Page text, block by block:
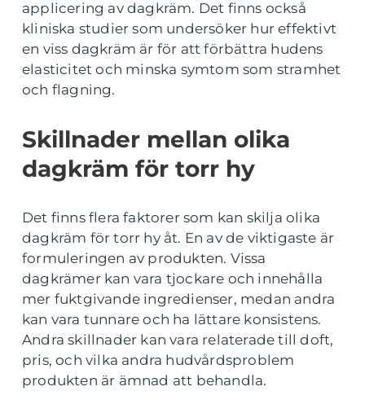
applicering av dagkräm. Det finns också
kliniska studier som undersöker hur effektivt
en viss dagkräm är för att förbättra hudens
elasticitet och minska symtom som stramhet
och flagning.
Skillnader mellan olika
dagkräm för torr hy
Det finns flera faktorer som kan skilja olika
dagkräm för torr hy åt. En av de viktigaste är
formuleringen av produkten. Vissa
dagkrämer kan vara tjockare och innehålla
mer fuktgivande ingredienser, medan andra
kan vara tunnare och ha lättare konsistens.
Andra skillnader kan vara relaterade till doft,
pris, och vilka andra hudvårdsproblem
produkten är ämnad att behandla.